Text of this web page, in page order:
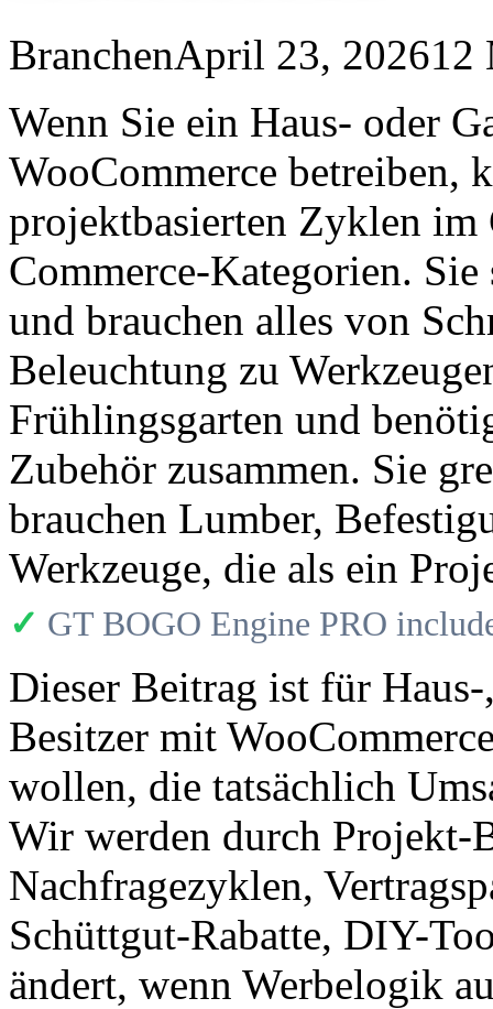
BranchenApril 23, 202612
Wenn Sie ein Haus- oder
WooCommerce betreiben,
projektbasierten Zyklen im
Commerce-Kategorien.
und brauchen alles von
Beleuchtung zu
Frühlingsgarten und
Zubehör zusammen. Sie
brauchen Lumber,
Werkzeuge, die als ein
✓ GT BOGO Engine PRO
Dieser Beitrag ist für
Besitzer mit
wollen, die tatsächlich
Wir werden durch Projekt-
Nachfragezyklen,
Schüttgut-Rabatte, DIY-
ändert, wenn Werbelogik